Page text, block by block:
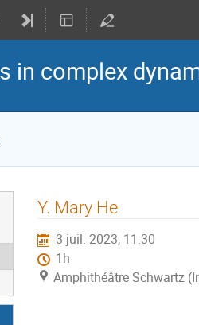
in complex
Y. Mary He
3 juil. 2023, 11:30
1h
Amphithéâtre Schwartz